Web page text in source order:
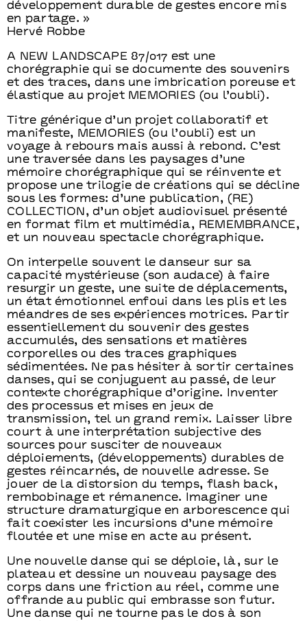
développement durable de gestes encore mis
en partage. »
Hervé Robbe
A NEW LANDSCAPE 87/017 est une
chorégraphie qui se documente des souvenirs
et des traces, dans une imbrication poreuse et
élastique au projet MEMORIES (ou l’oubli).
Titre générique d’un projet collaboratif et
manifeste, MEMORIES (ou l’oubli) est un
voyage à rebours mais aussi à rebond. C’est
une traversée dans les paysages d’une
mémoire chorégraphique qui se réinvente et
propose une trilogie de créations qui se décline
sous les formes: d’une publication, (RE)
COLLECTION, d’un objet audiovisuel présenté
en format film et multimédia, REMEMBRANCE,
et un nouveau spectacle chorégraphique.
On interpelle souvent le danseur sur sa
capacité mystérieuse (son audace) à faire
resurgir un geste, une suite de déplacements,
un état émotionnel enfoui dans les plis et les
méandres de ses expériences motrices. Partir
essentiellement du souvenir des gestes
accumulés, des sensations et matières
corporelles ou des traces graphiques
sédimentées. Ne pas hésiter à sortir certaines
danses, qui se conjuguent au passé, de leur
contexte chorégraphique d’origine. Inventer
des processus et mises en jeux de
transmission, tel un grand remix. Laisser libre
court à une interprétation subjective des
sources pour susciter de nouveaux
déploiements, (développements) durables de
gestes réincarnés, de nouvelle adresse. Se
jouer de la distorsion du temps, flash back,
rembobinage et rémanence. Imaginer une
structure dramaturgique en arborescence qui
fait coexister les incursions d’une mémoire
floutée et une mise en acte au présent.
Une nouvelle danse qui se déploie, là, sur le
plateau et dessine un nouveau paysage des
corps dans une friction au réel, comme une
offrande au public qui embrasse son futur.
Une danse qui ne tourne pas le dos à son